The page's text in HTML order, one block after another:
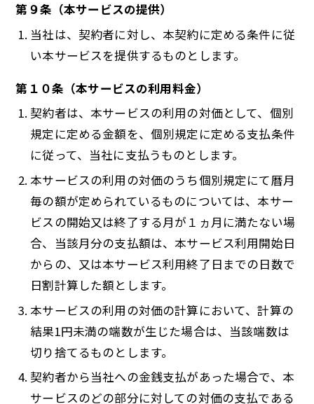
第９条（本サービスの提供）
当社は、契約者に対し、本契約に定める条件に従
い本サービスを提供するものとします。
第１０条（本サービスの利用料金）
契約者は、本サービスの利用の対価として、個別
規定に定める金額を、個別規定に定める支払条件
に従って、当社に支払うものとします。
本サービスの利用の対価のうち個別規定にて暦月
毎の額が定められているものについては、本サー
ビスの開始又は終了する月が１ヵ月に満たない場
合、当該月分の支払額は、本サービス利用開始日
からの、又は本サービス利用終了日までの日数で
日割計算した額とします。
本サービスの利用の対価の計算において、計算の
結果1円未満の端数が生じた場合は、当該端数は
切り捨てるものとします。
契約者から当社への金銭支払があった場合で、本
サービスのどの部分に対しての対価の支払である